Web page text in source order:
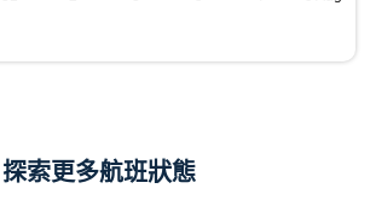
探索更多航班狀態